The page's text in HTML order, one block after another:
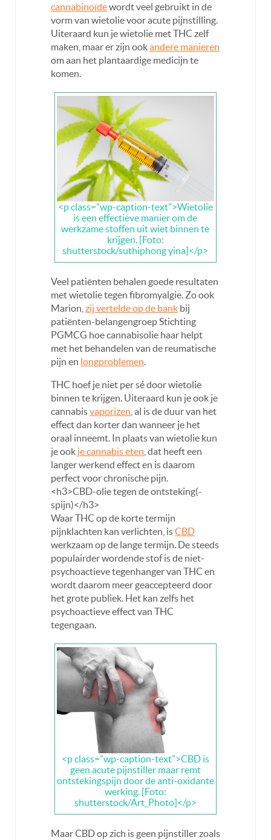
cannabinoïdewordt veel gebruikt in de
vorm van wietolie voor acute pijnstilling.
Uiteraard kun je wietolie met THC zelf
maken, maar er zijn ookandere manieren
om aan het plantaardige medicijn te
komen.
<p class=”wp-caption-text”>Wietolie
is een effectieve manier om de
werkzame stoffen uit wiet binnen te
krijgen. [Foto:
shutterstock/suthiphong yina]</p>
Veel patiënten behalen goede resultaten
met wietolie tegen fibromyalgie. Zo ook
Marion, zij vertelde op de bank bij
patiënten-belangengroep Stichting
PGMCG hoe cannabisolie haar helpt
met het behandelen van de reumatische
pijn en longproblemen.
THC hoef je niet per sé door wietolie
binnen te krijgen. Uiteraard kun je ook je
cannabisvaporizen , al is de duur van het
effect dan korter dan wanneer je het
oraal inneemt. In plaats van wietolie kun
je ook je cannabis eten , dat heeft een
langer werkend effect en is daarom
perfect voor chronische pijn.
<h3>CBD-olie tegen de ontsteking(-
spijn)</h3>
Waar THC op de korte termijn
pijnklachten kan verlichten, isCBD
werkzaam op de lange termijn. De steeds
populairder wordende stof is de niet-
psychoactieve tegenhanger van THC en
wordt daarom meer geaccepteerd door
het grote publiek. Het kan zelfs het
psychoactieve effect van THC
tegengaan.
<p class=”wp-caption-text”>CBD is
geen acute pijnstiller maar remt
ontstekingspijn door de anti-oxidante
werking. [Foto:
shutterstock/Art_Photo]</p>
Maar CBD op zich is geen pijnstiller zoals